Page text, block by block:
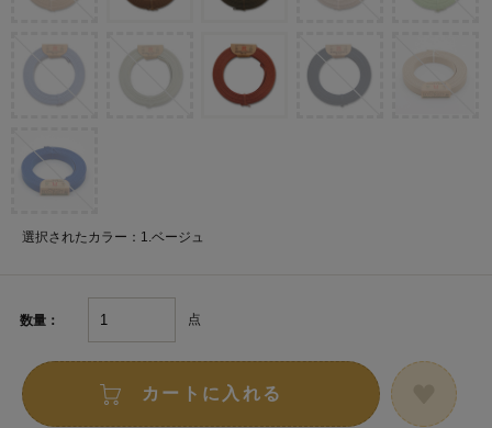
選択されたカラー：1.ベージュ
数量： 点
カートに入れる